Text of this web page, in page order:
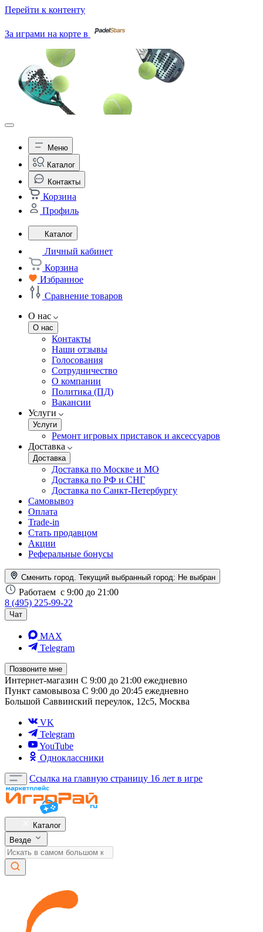
Перейти к контенту
За играми на корте в
Меню
Каталог
Контакты
Корзина
Профиль
Каталог
Личный кабинет
Корзина
Избранное
Сравнение товаров
О нас
О нас
Контакты
Наши отзывы
Голосования
Сотрудничество
О компании
Политика (ПД)
Вакансии
Услуги
Услуги
Ремонт игровых приставок и аксессуаров
Доставка
Доставка
Доставка по Москве и МО
Доставка по РФ и СНГ
Доставка по Санкт-Петербургу
Самовывоз
Оплата
Trade-in
Стать продавцом
Акции
Реферальные бонусы
Сменить город. Текущий выбранный город: Не выбран
Работаем с 9:00 до 21:00
8 (495) 225-99-22
Чат
MAX
Telegram
Позвоните мне
Интернет-магазин С 9:00 до 21:00 ежедневно
Пункт самовывоза С 9:00 до 20:45 ежедневно
Большой Саввинский переулок, 12с5, Москва
VK
Telegram
YouTube
Одноклассники
Ссылка на главную страницу 16 лет в игре
Каталог
Везде